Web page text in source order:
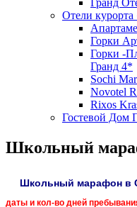
Отели курорта
Горки
Горки -
Гранд 4*
Sochi
Novotel
Rixos
Гостевой
Школьный
Школьный марафон в
даты и кол-во дней